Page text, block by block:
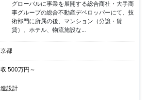
グローバルに事業を展開する総合商社・大手商
事グループの総合不動産デベロッパーにて、技
術部門に所属の後、マンション（分譲・賃
貸）、ホテル、物流施設な...
都
500万円 ～
設計